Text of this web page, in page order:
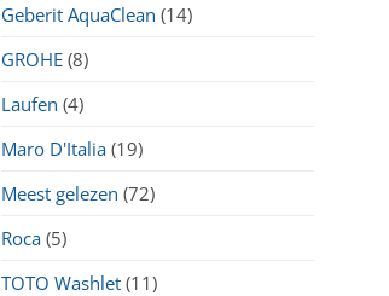
Geberit AquaClean (14)
GROHE (8)
Laufen (4)
Maro D'Italia (19)
Meest gelezen (72)
Roca (5)
TOTO Washlet (11)